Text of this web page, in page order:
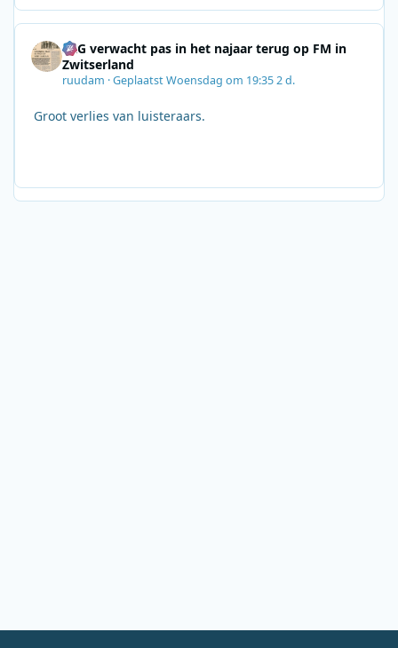
SRG verwacht pas in het najaar terug op FM in
Zwitserland
ruudam ·GeplaatstWoensdag om 19:352 d.
Groot verlies van luisteraars.